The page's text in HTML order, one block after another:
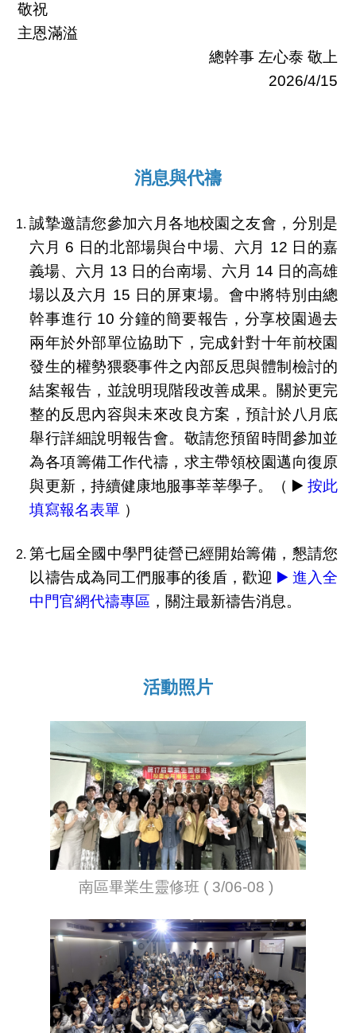
敬祝
主恩滿溢
總幹事 左心泰 敬上
2026/4/15
消息與代禱
誠摯邀請您參加六月各地校園之友會，分別是
六月 6 日的北部場與台中場、六月 12 日的嘉
義場、六月 13 日的台南場、六月 14 日的高雄
場以及六月 15 日的屏東場。會中將特別由總
幹事進行 10 分鐘的簡要報告，分享校園過去
兩年於外部單位協助下，完成針對十年前校園
發生的權勢猥褻事件之內部反思與體制檢討的
結案報告，並說明現階段改善成果。關於更完
整的反思內容與未來改良方案，預計於八月底
舉行詳細說明報告會。敬請您預留時間參加並
為各項籌備工作代禱，求主帶領校園邁向復原
與更新，持續健康地服事莘莘學子。（ ▶️按此
填寫報名表單 ）
第七屆全國中學門徒營已經開始籌備，懇請您
以禱告成為同工們服事的後盾，歡迎 ▶️ 進入全
中門官網代禱專區 ，關注最新禱告消息。
活動照片
南區畢業生靈修班 ( 3/06-08 )